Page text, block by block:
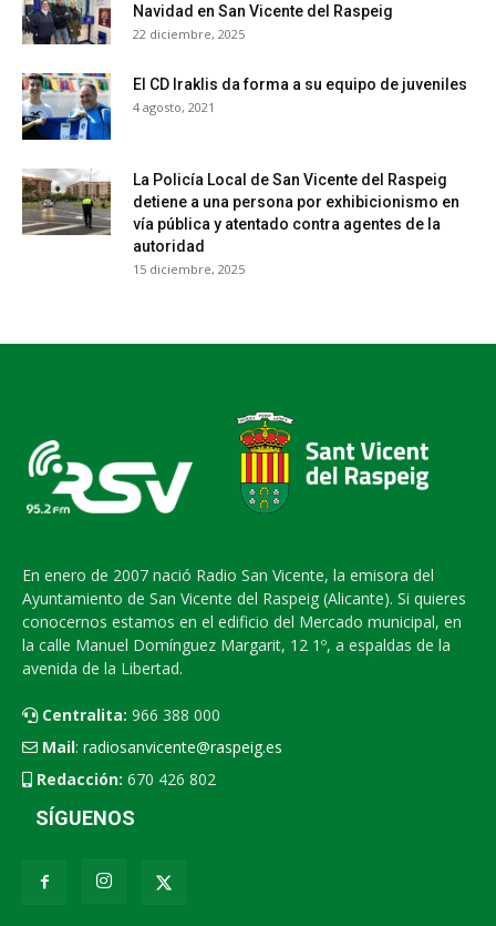
Navidad en San Vicente del Raspeig
22 diciembre, 2025
El CD Iraklis da forma a su equipo de juveniles
4 agosto, 2021
La Policía Local de San Vicente del Raspeig
detiene a una persona por exhibicionismo en
vía pública y atentado contra agentes de la
autoridad
15 diciembre, 2025
En enero de 2007 nació Radio San Vicente, la emisora del
Ayuntamiento de San Vicente del Raspeig (Alicante). Si quieres
conocernos estamos en el edificio del Mercado municipal, en
la calle Manuel Domínguez Margarit, 12 1º, a espaldas de la
avenida de la Libertad.
Centralita: 966 388 000
Mail: radiosanvicente@raspeig.es
Redacción: 670 426 802
SÍGUENOS